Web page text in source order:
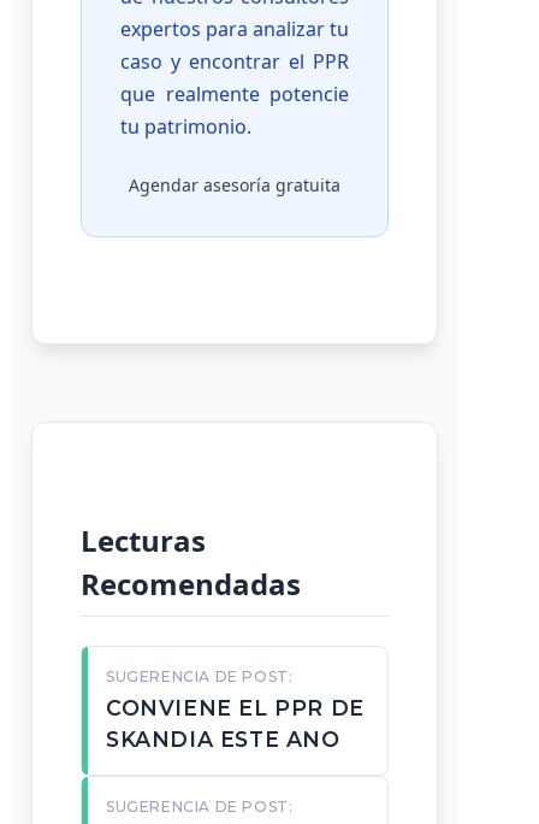
expertos para analizar tu
caso y encontrar el PPR
que realmente potencie
tu patrimonio.
Agendar asesoría gratuita
Lecturas
Recomendadas
SUGERENCIA DE POST:
CONVIENE EL PPR DE
SKANDIA ESTE ANO
SUGERENCIA DE POST: